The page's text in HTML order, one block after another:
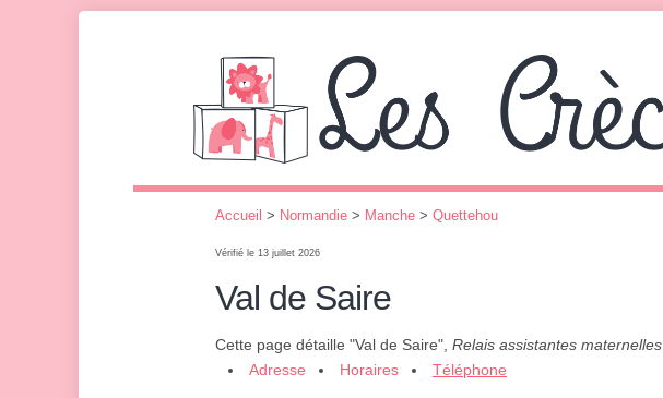
Accueil > Normandie > Manche > Quettehou
Vérifié le 13 juillet 2026
Val de Saire
Cette page détaille "Val de Saire", Relais assistantes maternelles
Adresse
Horaires Téléphone